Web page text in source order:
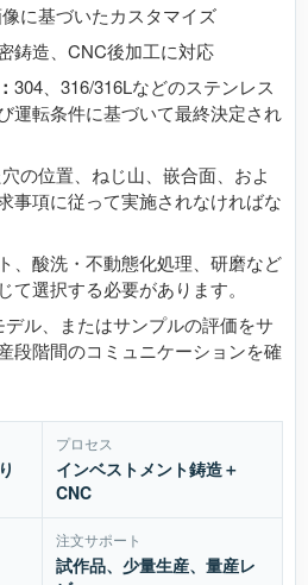
に基づいたカスタマイズ
鋳造、CNC後加工に対応
304、316/316Lなどのステンレス
運転条件に基づいて最終決定され
の位置、ねじ山、嵌合面、およ
事項に従って実施されなければな
、酸洗・不動態化処理、研磨など
選択する必要があります。
ル、またはサンプルの評価をサ
段階間のコミュニケーションを確
プロセス
インベストメント鋳造＋
CNC
注文サポート
試作品、少量生産、量産レ